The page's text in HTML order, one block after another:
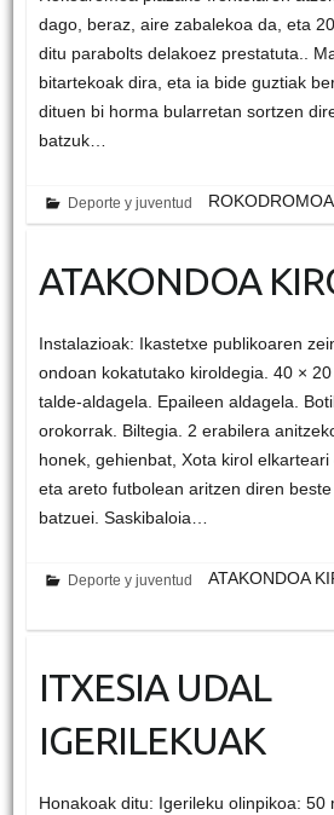
dago, beraz, aire zabalekoa da, eta
ditu parabolts delakoez prestatuta..
bitartekoak dira, eta ia bide guztiak
dituen bi horma bularretan sortzen
batzuk…
Deporte y juventud ROKODROMOA
ATAKONDOA
Instalazioak: Ikastetxe publikoaren
ondoan kokatutako kiroldegia. 40 ×
talde-aldagela. Epaileen aldagela.
orokorrak. Biltegia. 2 erabilera
honek, gehienbat, Xota kirol
eta areto futbolean aritzen diren
batzuei. Saskibaloia…
Deporte y juventud
ATAKONDOA
ITXESIA UDAL
IGERILEKUAK
Honakoak ditu: Igerileku olinpikoa: 50